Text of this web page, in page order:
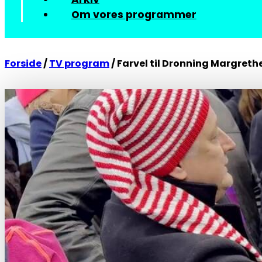
Om vores programmer
Forside/TV program/Farvel til Dronning